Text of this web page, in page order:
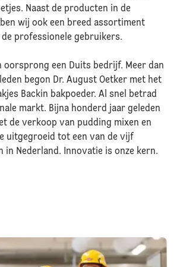
Naast de producten in de
wij ook een breed assortiment
professionele gebruikers.
oorsprong een Duits bedrijf. Meer dan
begon Dr. August Oetker met het
Backin bakpoeder. Al snel betrad
markt. Bijna honderd jaar geleden
de verkoop van pudding mixen en
uitgegroeid tot een van de vijf
in Nederland. Innovatie is onze kern.